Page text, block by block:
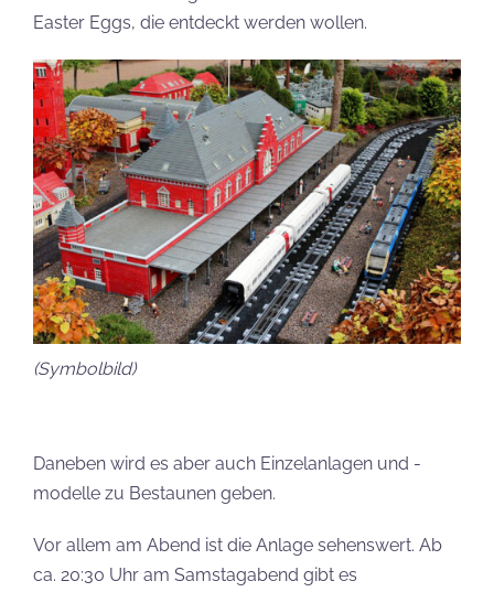
Easter Eggs, die entdeckt werden wollen.
(Symbolbild)
Daneben wird es aber auch Einzelanlagen und -
modelle zu Bestaunen geben.
Vor allem am Abend ist die Anlage sehenswert. Ab
ca. 20:30 Uhr am Samstagabend gibt es